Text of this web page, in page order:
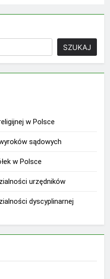
SZUKAJ
w Polsce
sądowych
w Polsce
urzędników
dyscyplinarnej